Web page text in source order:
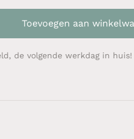
Toevoegen aan
de volgende werkdag in huis!